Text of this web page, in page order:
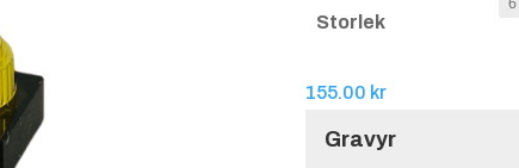
Storlek
155.00 kr
Gravyr